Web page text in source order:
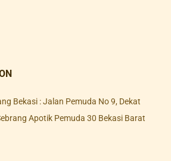
Bekasi : Jalan Pemuda No 9, Dekat
Apotik Pemuda 30 Bekasi Barat